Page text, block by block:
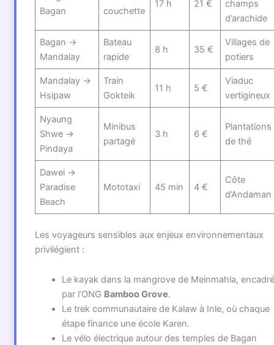
Bagan
couchette
17 h 21 €
champs
d’arachide
Bagan →
Mandalay
Bateau
rapide
8 h 35 €
Villages de
potiers
Mandalay →
Hsipaw
Train
Gokteik
11 h 5 €
Viaduc
vertigineux
Nyaung
Shwe →
Pindaya
Minibus
partagé
3 h 6 €
Plantations
de thé
Dawei →
Paradise
Beach
Mototaxi 45 min 4 €
Côte
d’Andaman
Les voyageurs sensibles aux enjeux environnementaux
privilégient :
Le kayak dans la mangrove de Meinmahla, encadré
par l’ONG Bamboo Grove.
Le trek communautaire de Kalaw à Inle, où chaque
étape finance une école Karen.
Le vélo électrique autour des temples de Bagan